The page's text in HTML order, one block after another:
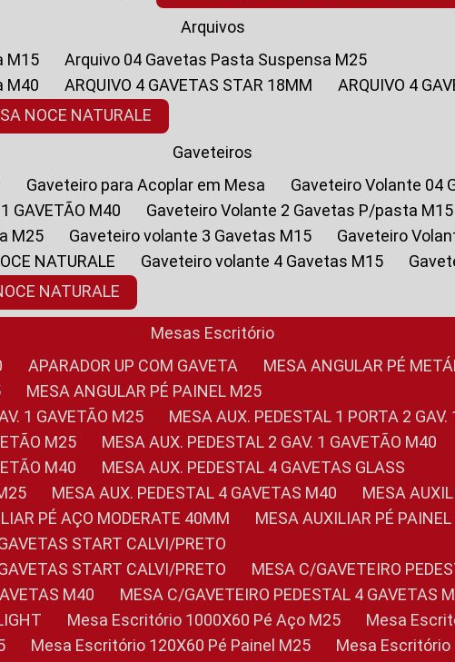
Arquivos
M15
Arquivo 04 Gavetas Pasta Suspensa M25
M40
ARQUIVO 4 GAVETAS STAR 18MM
ARQUIVO 4
NOCE NATURALE
Gaveteiros
Gaveteiro para Acoplar em Mesa
Gaveteiro Volante 04
1 GAVETÃO M40
Gaveteiro Volante 2 Gavetas P/pasta M15
M25
Gaveteiro volante 3 Gavetas M15
Gaveteiro
NATURALE
Gaveteiro volante 4 Gavetas M15
NATURALE
Mesas Escritório
APARADOR UP COM GAVETA
MESA ANGULAR PÉ
MESA ANGULAR PÉ PAINEL M25
1 GAVETÃO M25
MESA AUX. PEDESTAL 1 PORTA 2
M25
MESA AUX. PEDESTAL 2 GAV. 1 GAVETÃO M40
M40
MESA AUX. PEDESTAL 4 GAVETAS GLASS
MESA AUX. PEDESTAL 4 GAVETAS M40
MESA
PÉ AÇO MODERATE 40MM
MESA AUXILIAR PÉ
START CALVI/PRETO
START CALVI/PRETO
MESA C/GAVETEIRO
M40
MESA C/GAVETEIRO PEDESTAL 4 GAVETAS
Mesa Escritório 1000X60 Pé Aço M25
Mesa
Mesa Escritório 120X60 Pé Painel M25
Mesa